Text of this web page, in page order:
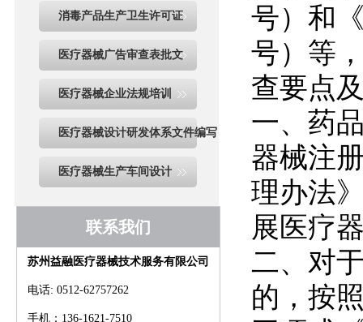
消毒产品生产卫生许可证
医疗器械广告审查表批文
医疗器械企业法规培训
医疗器械设计研发体系文件编写
医疗器械生产车间设计
联系我们
苏州益融医疗器械技术服务有限公司
电话: 0512-62757262
手机：136-1621-7510
号）和
号）等
查要点
一、药
器械注
理办法
展医疗
二、对
的，按